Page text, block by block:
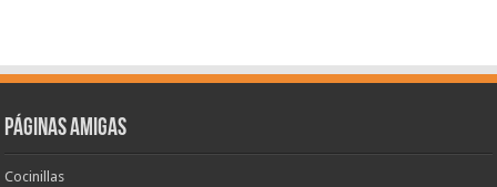
Páginas amigas
Cocinillas